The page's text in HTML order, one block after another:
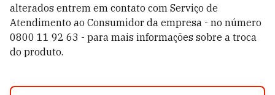
alterados entrem em contato com Serviço de
Atendimento ao Consumidor da empresa - no número
0800 11 92 63 - para mais informações sobre a troca
do produto.